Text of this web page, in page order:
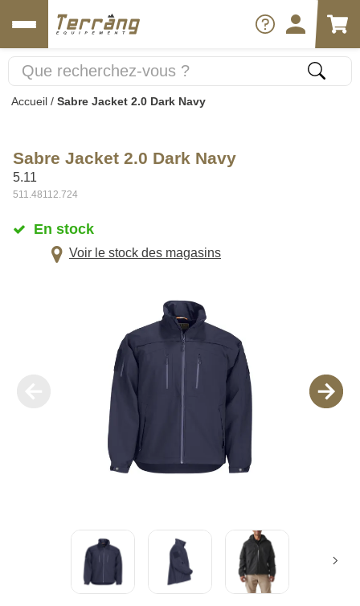
Accueil / Sabre Jacket 2.0 Dark Navy
Sabre Jacket 2.0 Dark Navy
5.11
511.48112.724
En stock
Voir le stock des magasins